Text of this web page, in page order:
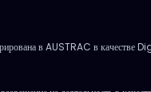
в AUSTRAC в